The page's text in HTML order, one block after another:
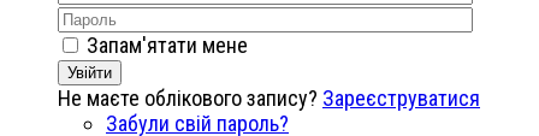
Запам'ятати мене
Увійти
Не маєте облікового запису? Зареєструватися
Забули свій пароль?